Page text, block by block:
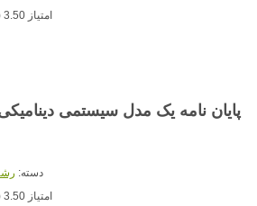
امتیاز 3.50 (3 رای)
پایان نامه یک مدل سیستمی
دسته:
امتیاز 3.50 (3 رای)